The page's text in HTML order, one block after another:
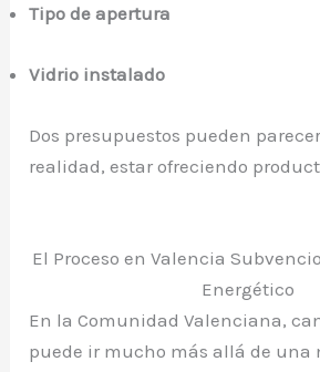
Tipo de apertura
Vidrio instalado
Dos presupuestos pueden
realidad, estar ofreciendo
El Proceso en Valencia
Energético
En la Comunidad Valenciana,
puede ir mucho más allá de una